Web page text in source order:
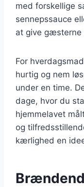
med forskellige
sennepssauce
at give gæsterne
For
hurtig og nem
under en time.
dage, hvor du
hjemmelavet
og
kærlighed en